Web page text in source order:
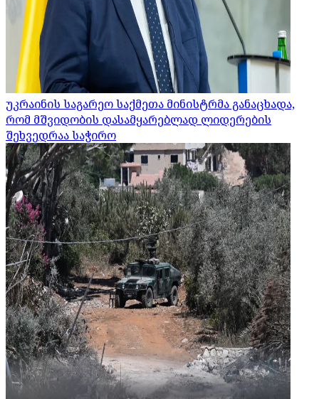
უკრაინის საგარეო საქმეთა მინისტრმა განაცხადა,
რომ მშვიდობის დასამყარებლად ლიდერების
შეხვედრაა საჭირო